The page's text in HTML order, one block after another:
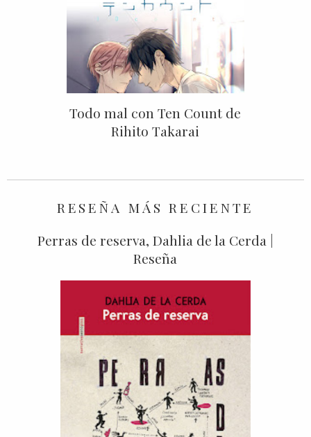
Todo mal con Ten Count de
Rihito Takarai
RESEÑA MÁS RECIENTE
Perras de reserva, Dahlia de la Cerda |
Reseña